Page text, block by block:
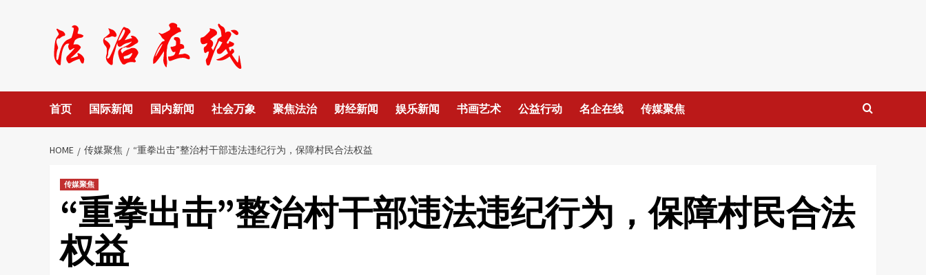
首页 国际新闻 国内新闻 社会万象 聚焦法治 财经新闻 娱乐新闻 书画艺术 公益行动 名企在线 传媒聚焦
HOME 传媒聚焦 “重拳出击”整治村干部违法违纪行为，保障村民合法权益
传媒聚焦
“重拳出击”整治村干部违法违纪行为，保障村民合法
权益